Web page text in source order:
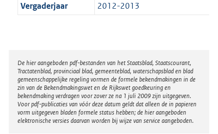
Vergaderjaar
2012-2013
Disclaimer
De hier aangeboden pdf-bestanden van het Staatsblad, Staatscourant,
Tractatenblad, provinciaal blad, gemeenteblad, waterschapsblad en blad
gemeenschappelijke regeling vormen de formele bekendmakingen in de
zin van de Bekendmakingswet en de Rijkswet goedkeuring en
bekendmaking verdragen voor zover ze na 1 juli 2009 zijn uitgegeven.
Voor pdf-publicaties van vóór deze datum geldt dat alleen de in papieren
vorm uitgegeven bladen formele status hebben; de hier aangeboden
elektronische versies daarvan worden bij wijze van service aangeboden.